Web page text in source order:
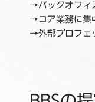
→バックオフィ
→コア業務に集
→外部プロフェ